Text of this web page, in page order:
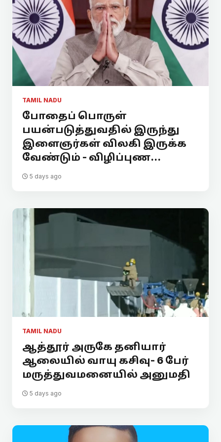
TAMIL NADU
போதைப் பொருள்
பயன்படுத்துவதில் இருந்து
இளைஞர்கள் விலகி இருக்க
வேண்டும் - விழிப்புண...
5 days ago
TAMIL NADU
ஆத்தூர் அருகே தனியார்
ஆலையில் வாயு கசிவு- 6 பேர்
மருத்துவமனையில் அனுமதி
5 days ago